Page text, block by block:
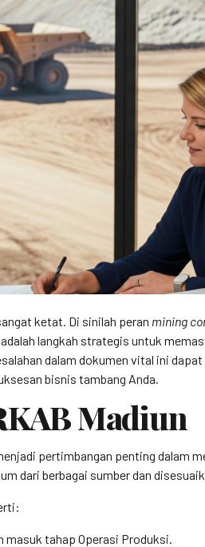
ketat. Di sinilah peran mining
langkah strategis untuk
dalam dokumen vital ini
bisnis tambang Anda.
Madiun
pertimbangan penting dalam
dari berbagai sumber dan
tahap Operasi Produksi.